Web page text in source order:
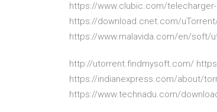
https://www.clubic.com/
https://download.cnet.com/uTorrent/
https://www.malavida.com/en/soft/
http://utorrent.findmysoft.com/
https://indianexpress.com/about/
https://www.technadu.com/